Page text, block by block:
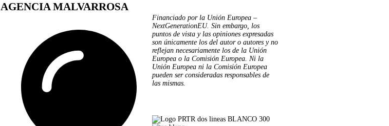
AGENCIA MALVARROSA
Financiado por la Unión Europea –
NextGenerationEU. Sin embargo, los
puntos de vista y las opiniones expresadas
son únicamente los del autor o autores y no
reflejan necesariamente los de la Unión
Europea o la Comisión Europea. Ni la
Unión Europea ni la Comisión Europea
pueden ser consideradas responsables de
las mismas.